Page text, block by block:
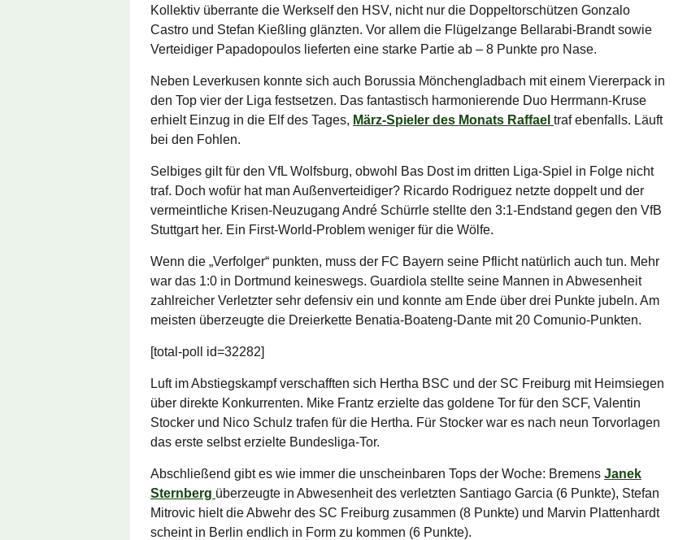
Kollektiv überrante die Werkself den HSV, nicht nur die Doppeltorschützen Gonzalo
Castro und Stefan Kießling glänzten. Vor allem die Flügelzange Bellarabi-Brandt sowie
Verteidiger Papadopoulos lieferten eine starke Partie ab – 8 Punkte pro Nase.
Neben Leverkusen konnte sich auch Borussia Mönchengladbach mit einem Viererpack in
den Top vier der Liga festsetzen. Das fantastisch harmonierende Duo Herrmann-Kruse
erhielt Einzug in die Elf des Tages, März-Spieler des Monats Raffael traf ebenfalls. Läuft
bei den Fohlen.
Selbiges gilt für den VfL Wolfsburg, obwohl Bas Dost im dritten Liga-Spiel in Folge nicht
traf. Doch wofür hat man Außenverteidiger? Ricardo Rodriguez netzte doppelt und der
vermeintliche Krisen-Neuzugang André Schürrle stellte den 3:1-Endstand gegen den VfB
Stuttgart her. Ein First-World-Problem weniger für die Wölfe.
Wenn die „Verfolger“ punkten, muss der FC Bayern seine Pflicht natürlich auch tun. Mehr
war das 1:0 in Dortmund keineswegs. Guardiola stellte seine Mannen in Abwesenheit
zahlreicher Verletzter sehr defensiv ein und konnte am Ende über drei Punkte jubeln. Am
meisten überzeugte die Dreierkette Benatia-Boateng-Dante mit 20 Comunio-Punkten.
[total-poll id=32282]
Luft im Abstiegskampf verschafften sich Hertha BSC und der SC Freiburg mit Heimsiegen
über direkte Konkurrenten. Mike Frantz erzielte das goldene Tor für den SCF, Valentin
Stocker und Nico Schulz trafen für die Hertha. Für Stocker war es nach neun Torvorlagen
das erste selbst erzielte Bundesliga-Tor.
Abschließend gibt es wie immer die unscheinbaren Tops der Woche: Bremens Janek
Sternberg überzeugte in Abwesenheit des verletzten Santiago Garcia (6 Punkte), Stefan
Mitrovic hielt die Abwehr des SC Freiburg zusammen (8 Punkte) und Marvin Plattenhardt
scheint in Berlin endlich in Form zu kommen (6 Punkte).